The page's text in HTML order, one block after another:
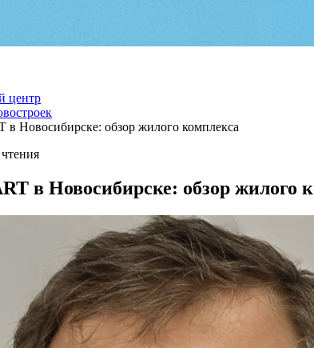
центр
Новосибирске: обзор жилого комплекса
в Новосибирске: обзор жилого